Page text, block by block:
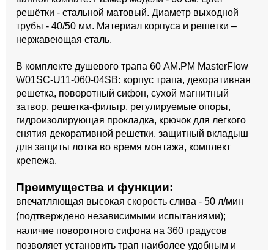
решётки - стальной матовый. Диаметр выходной
трубы - 40/50 мм. Материал корпуса и решетки –
нержавеющая сталь.
В комплекте душевого трапа 60 AM.PM MasterFlow
W01SC-U11-060-04SB: корпус трапа, декоративная
решетка, поворотный сифон, сухой магнитный
затвор, решетка-фильтр, регулируемые опоры,
гидроизолирующая прокладка, крючок для легкого
снятия декоративной решетки, защитный вкладыш
для защиты лотка во время монтажа, комплект
крепежа.
Преимущества и функции:
впечатляющая высокая скорость слива - 50 л/мин
(подтверждено независимыми испытаниями);
наличие поворотного сифона на 360 градусов
позволяет установить трап наиболее удобным и